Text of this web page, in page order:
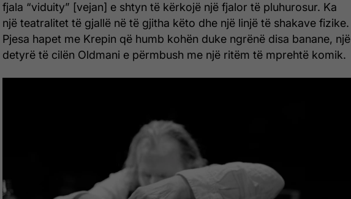
fjala “viduity” [vejan] e shtyn të kërkojë një fjalor të pluhurosur. Ka
një teatralitet të gjallë në të gjitha këto dhe një linjë të shakave fizike.
Pjesa hapet me Krepin që humb kohën duke ngrënë disa banane, një
detyrë të cilën Oldmani e përmbush me një ritëm të mprehtë komik.